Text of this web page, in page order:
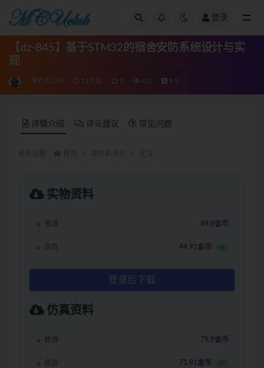
登录
【dz-845】基于STM32的宿舍安防系统设计与实
现
单片机设计 11月前 0 427 9.9
详情介绍 评论建议 常见问题
实物资料
普通 49.9金币
会员 44.91金币 9折
登录后下载
仿真资料
普通 79.9金币
会员 71.91金币 9折